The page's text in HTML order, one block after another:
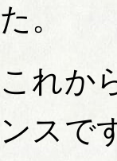
た。
これか
ンスで